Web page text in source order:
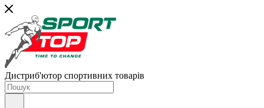
Дистриб'ютор спортивних товарів